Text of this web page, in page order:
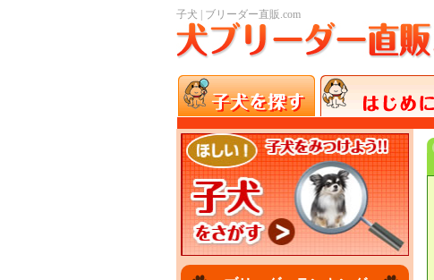
子犬 | ブリーダー直販.com